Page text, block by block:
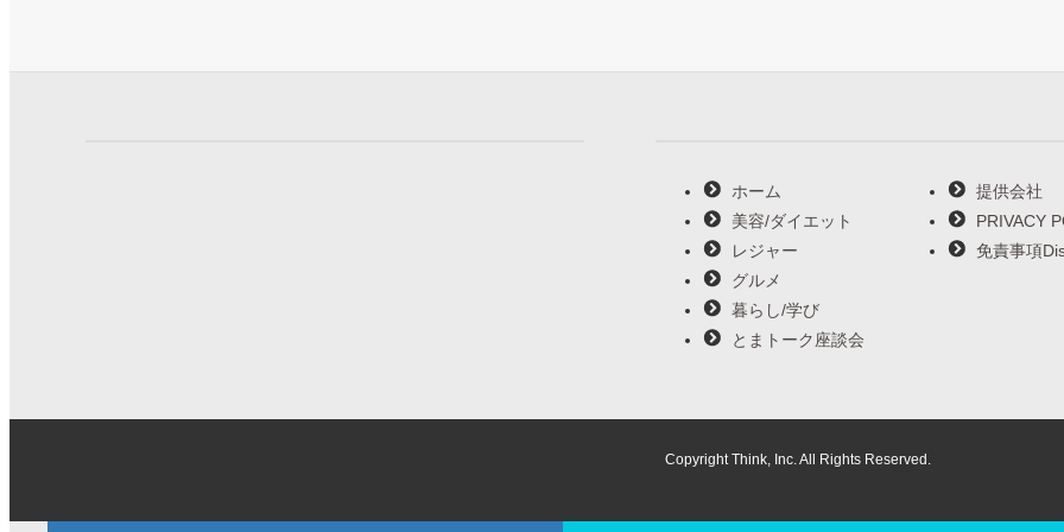
ホーム
美容/ダイエット
レジャー
グルメ
暮らし/学び
とまトーク座談会
提供会社
PRIVACY
免責事項
Copyright Think, Inc. All Rights Reserved.